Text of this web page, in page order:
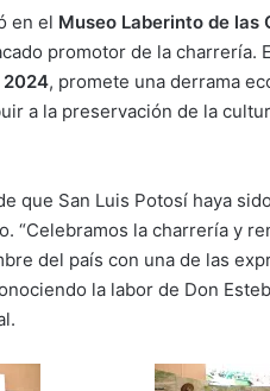
en el Museo Laberinto de las
promotor de la charrería.
2024, promete una derrama
a la preservación de la
que San Luis Potosí haya
“Celebramos la charrería y
del país con una de las
la labor de Don